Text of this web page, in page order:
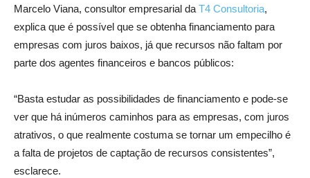
Marcelo Viana, consultor empresarial daT4 Consultoria,
explica que é possível que se obtenha financiamento para
empresas com juros baixos, já que recursos não faltam por
parte dos agentes financeiros e bancos públicos:
“Basta estudar as possibilidades de financiamento e pode-se
ver que há inúmeros caminhos para as empresas, com juros
atrativos, o que realmente costuma se tornar um empecilho é
a falta de projetos de captação de recursos consistentes”,
esclarece.